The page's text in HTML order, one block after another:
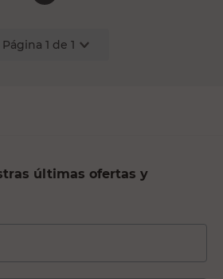
Página 1 de 1
últimas ofertas y